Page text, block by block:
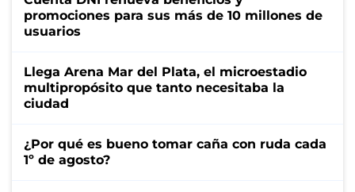
promociones para sus más de 10 millones de
usuarios
Llega Arena Mar del Plata, el microestadio
multipropósito que tanto necesitaba la
ciudad
¿Por qué es bueno tomar caña con ruda cada
1º de agosto?